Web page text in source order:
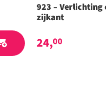
923 –
zijkant
24,00